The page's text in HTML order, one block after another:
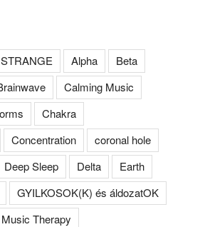
Alpha
Beta
Calming Music
Chakra
Concentration
coronal hole
Deep Sleep Delta
Earth
GYILKOSOK(K) és áldozatOK
Therapy